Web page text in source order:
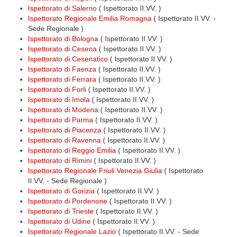
Ispettorato di Salerno ( Ispettorato II.VV. )
Ispettorato Regionale Emilia Romagna ( Ispettorato II.VV. -
Sede Regionale )
Ispettorato di Bologna ( Ispettorato II.VV. )
Ispettorato di Cesena ( Ispettorato II.VV. )
Ispettorato di Cesenatico ( Ispettorato II.VV. )
Ispettorato di Faenza ( Ispettorato II.VV. )
Ispettorato di Ferrara ( Ispettorato II.VV. )
Ispettorato di Forli ( Ispettorato II.VV. )
Ispettorato di Imola ( Ispettorato II.VV. )
Ispettorato di Modena ( Ispettorato II.VV. )
Ispettorato di Parma ( Ispettorato II.VV. )
Ispettorato di Piacenza ( Ispettorato II.VV. )
Ispettorato di Ravenna ( Ispettorato II.VV. )
Ispettorato di Reggio Emilia ( Ispettorato II.VV. )
Ispettorato di Rimini ( Ispettorato II.VV. )
Ispettorato Regionale Friuli Venezia Giulia ( Ispettorato
II.VV. - Sede Regionale )
Ispettorato di Gorizia ( Ispettorato II.VV. )
Ispettorato di Pordenone ( Ispettorato II.VV. )
Ispettorato di Trieste ( Ispettorato II.VV. )
Ispettorato di Udine ( Ispettorato II.VV. )
Ispettorato Regionale Lazio ( Ispettorato II.VV. - Sede